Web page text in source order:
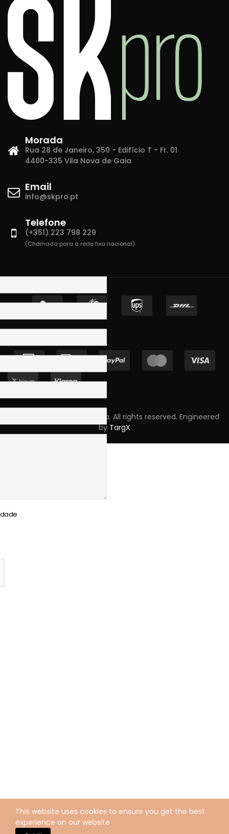
Morada
Rua 28 de Janeiro, 350 - Edifício T - Fr. 01
4400-335 Vila Nova de Gaia
Email
info@skpro.pt
Telefone
(+351) 223 798 229
(Chamada para a rede fixa nacional)
Copyright © 2023 Skpro, Lda. All rights reserved. Engineered
by TargX
This website uses cookies to ensure you get the best
experience on our website